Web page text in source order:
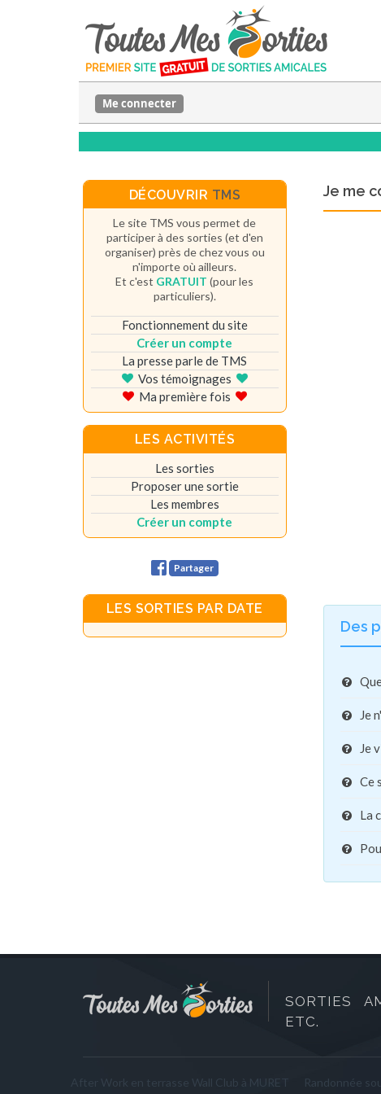
Me connecter
Je me
Des
Je
Je
Ce
La
DÉCOUVRIR TMS
Le site TMS vous permet de
participer à des sorties (et d'en
organiser) près de chez vous ou
n'importe où ailleurs.
Et c'est GRATUIT (pour les
particuliers).
Fonctionnement du site
Créer un compte
La presse parle de TMS
Vos témoignages
Ma première fois
LES ACTIVITÉS
Les sorties
Proposer une sortie
Les membres
Créer un compte
Partager
LES SORTIES PAR DATE
SORTIES
ETC.
After Work en terrasse Wall Club à MURET
Randonnée